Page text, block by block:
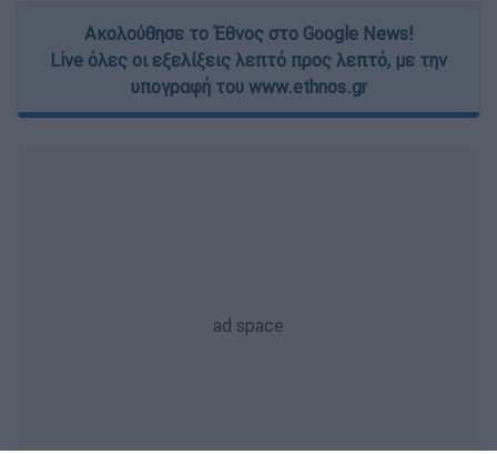
Ακολούθησε το Έθνος στο Google News!
Live όλες οι εξελίξεις λεπτό προς λεπτό, με την
υπογραφή του www.ethnos.gr